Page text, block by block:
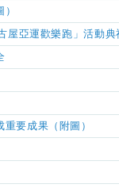
亞運歡樂跑」活動典
要成果（附圖）